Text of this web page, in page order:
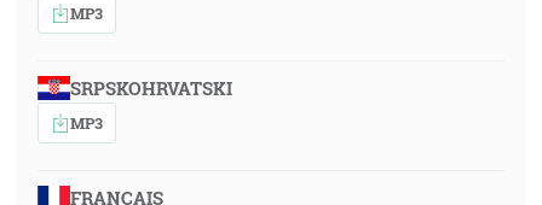
MP3
SRPSKOHRVATSKI
MP3
FRANÇAIS